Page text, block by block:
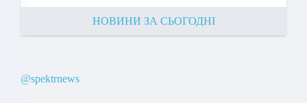
НОВИНИ ЗА СЬОГОДНІ
@spektrnews